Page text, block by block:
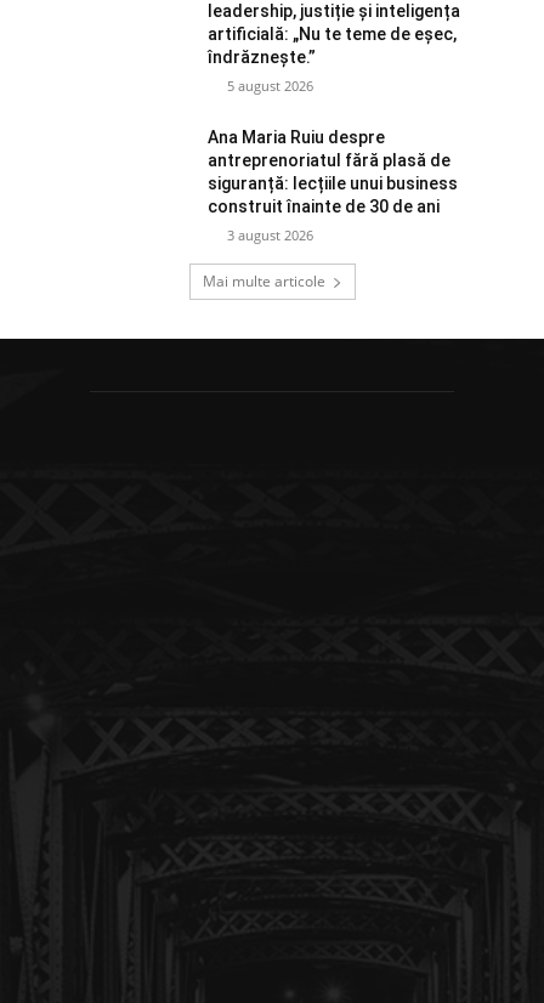
leadership, justiție și inteligența
artificială: „Nu te teme de eșec,
îndrăznește.”
5 august 2026
Ana Maria Ruiu despre
antreprenoriatul fără plasă de
siguranță: lecțiile unui business
construit înainte de 30 de ani
3 august 2026
Mai multe articole